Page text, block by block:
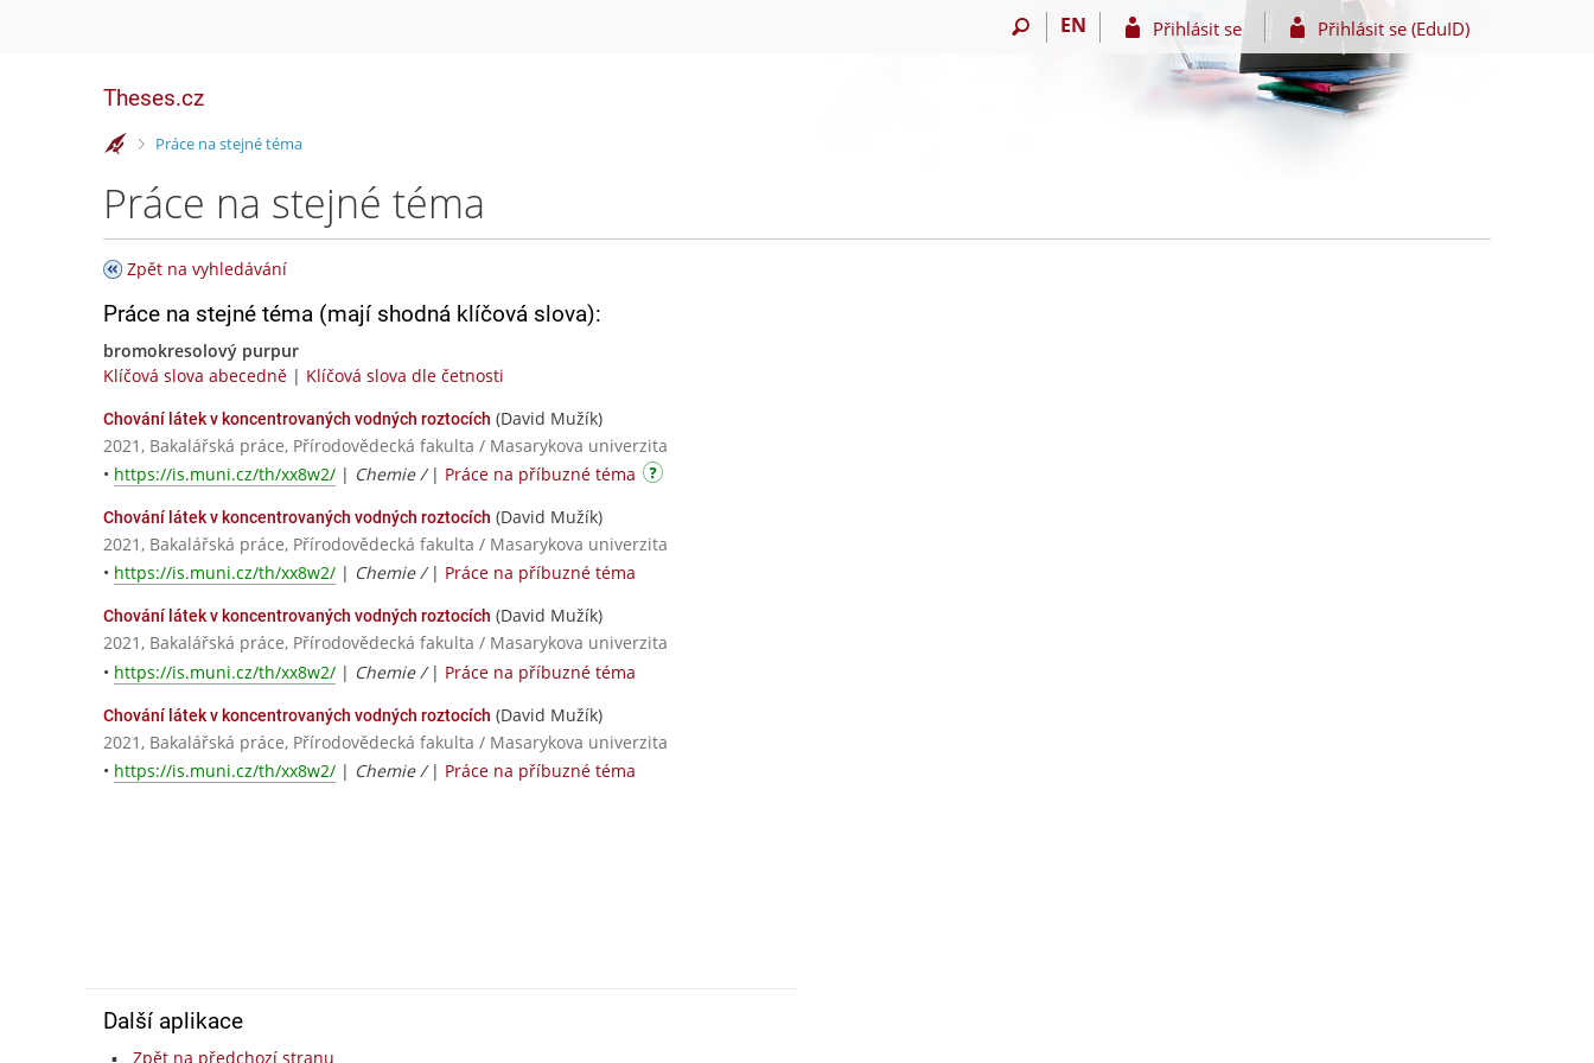
EN Přihlásit se Přihlásit se (EduID)
Theses.cz
>Práce na stejné téma
Práce na stejné téma
Zpět na vyhledávání
Práce na stejné téma (mají shodná klíčová slova):
bromokresolový purpur
Klíčová slova abecedně | Klíčová slova dle četnosti
Chování látek v koncentrovaných vodných roztocích (David Mužík)
2021, Bakalářská práce, Přírodovědecká fakulta / Masarykova univerzita
• https://is.muni.cz/th/xx8w2/ | Chemie / | Práce na příbuzné téma
Chování látek v koncentrovaných vodných roztocích (David Mužík)
2021, Bakalářská práce, Přírodovědecká fakulta / Masarykova univerzita
• https://is.muni.cz/th/xx8w2/ | Chemie / | Práce na příbuzné téma
Chování látek v koncentrovaných vodných roztocích (David Mužík)
2021, Bakalářská práce, Přírodovědecká fakulta / Masarykova univerzita
• https://is.muni.cz/th/xx8w2/ | Chemie / | Práce na příbuzné téma
Chování látek v koncentrovaných vodných roztocích (David Mužík)
2021, Bakalářská práce, Přírodovědecká fakulta / Masarykova univerzita
• https://is.muni.cz/th/xx8w2/ | Chemie / | Práce na příbuzné téma
Další aplikace
Zpět na předchozí stranu